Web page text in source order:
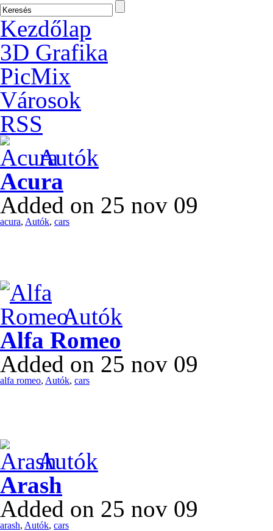
Kezdőlap
3D Grafika
PicMix
Városok
RSS
Autók
Acura
Added on 25 nov 09
acura, Autók, cars
Autók
Alfa Romeo
Added on 25 nov 09
alfa romeo, Autók, cars
Autók
Arash
Added on 25 nov 09
arash, Autók, cars